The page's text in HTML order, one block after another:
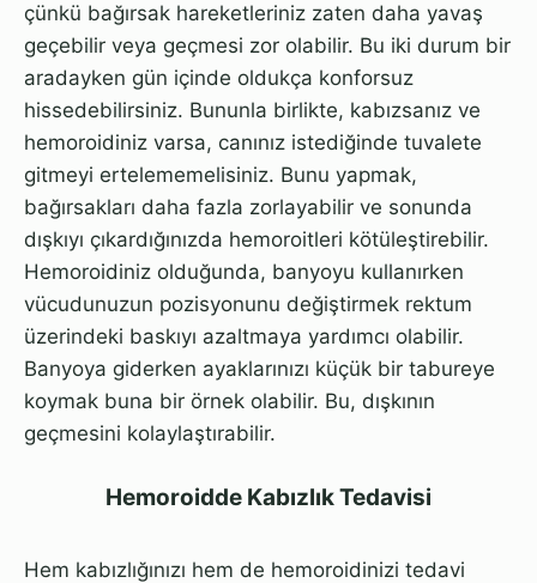
çünkü bağırsak hareketleriniz zaten daha yavaş
geçebilir veya geçmesi zor olabilir. Bu iki durum bir
aradayken gün içinde oldukça konforsuz
hissedebilirsiniz. Bununla birlikte, kabızsanız ve
hemoroidiniz varsa, canınız istediğinde tuvalete
gitmeyi ertelememelisiniz. Bunu yapmak,
bağırsakları daha fazla zorlayabilir ve sonunda
dışkıyı çıkardığınızda hemoroitleri kötüleştirebilir.
Hemoroidiniz olduğunda, banyoyu kullanırken
vücudunuzun pozisyonunu değiştirmek rektum
üzerindeki baskıyı azaltmaya yardımcı olabilir.
Banyoya giderken ayaklarınızı küçük bir tabureye
koymak buna bir örnek olabilir. Bu, dışkının
geçmesini kolaylaştırabilir.
Hemoroidde Kabızlık Tedavisi
Hem kabızlığınızı hem de hemoroidinizi tedavi